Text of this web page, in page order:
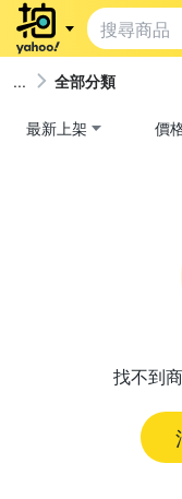
全部分類
最新上架 價
找不到